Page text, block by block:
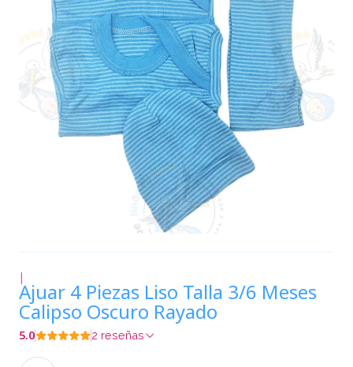
|
Ajuar 4 Piezas Liso Talla 3/6 Meses
Calipso Oscuro Rayado
5.0 2 reseñas